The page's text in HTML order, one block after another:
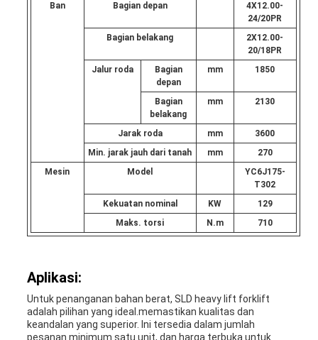
Ban
Bagian depan
4X12.00-
24/20PR
Bagian belakang
2X12.00-
20/18PR
Jalur roda
Bagian
depan
mm 1850
Bagian
belakang
mm 2130
Jarak roda mm
3600
Min. jarak jauh dari tanah
mm
270
Mesin
Model
YC6J175-
T302
Kekuatan nominal
KW
129
Maks. torsi
N.m 710
Aplikasi:
Untuk penanganan bahan berat, SLD heavy lift forklift
adalah pilihan yang ideal.memastikan kualitas dan
keandalan yang superior. Ini tersedia dalam jumlah
pesanan minimum satu unit, dan harga terbuka untuk